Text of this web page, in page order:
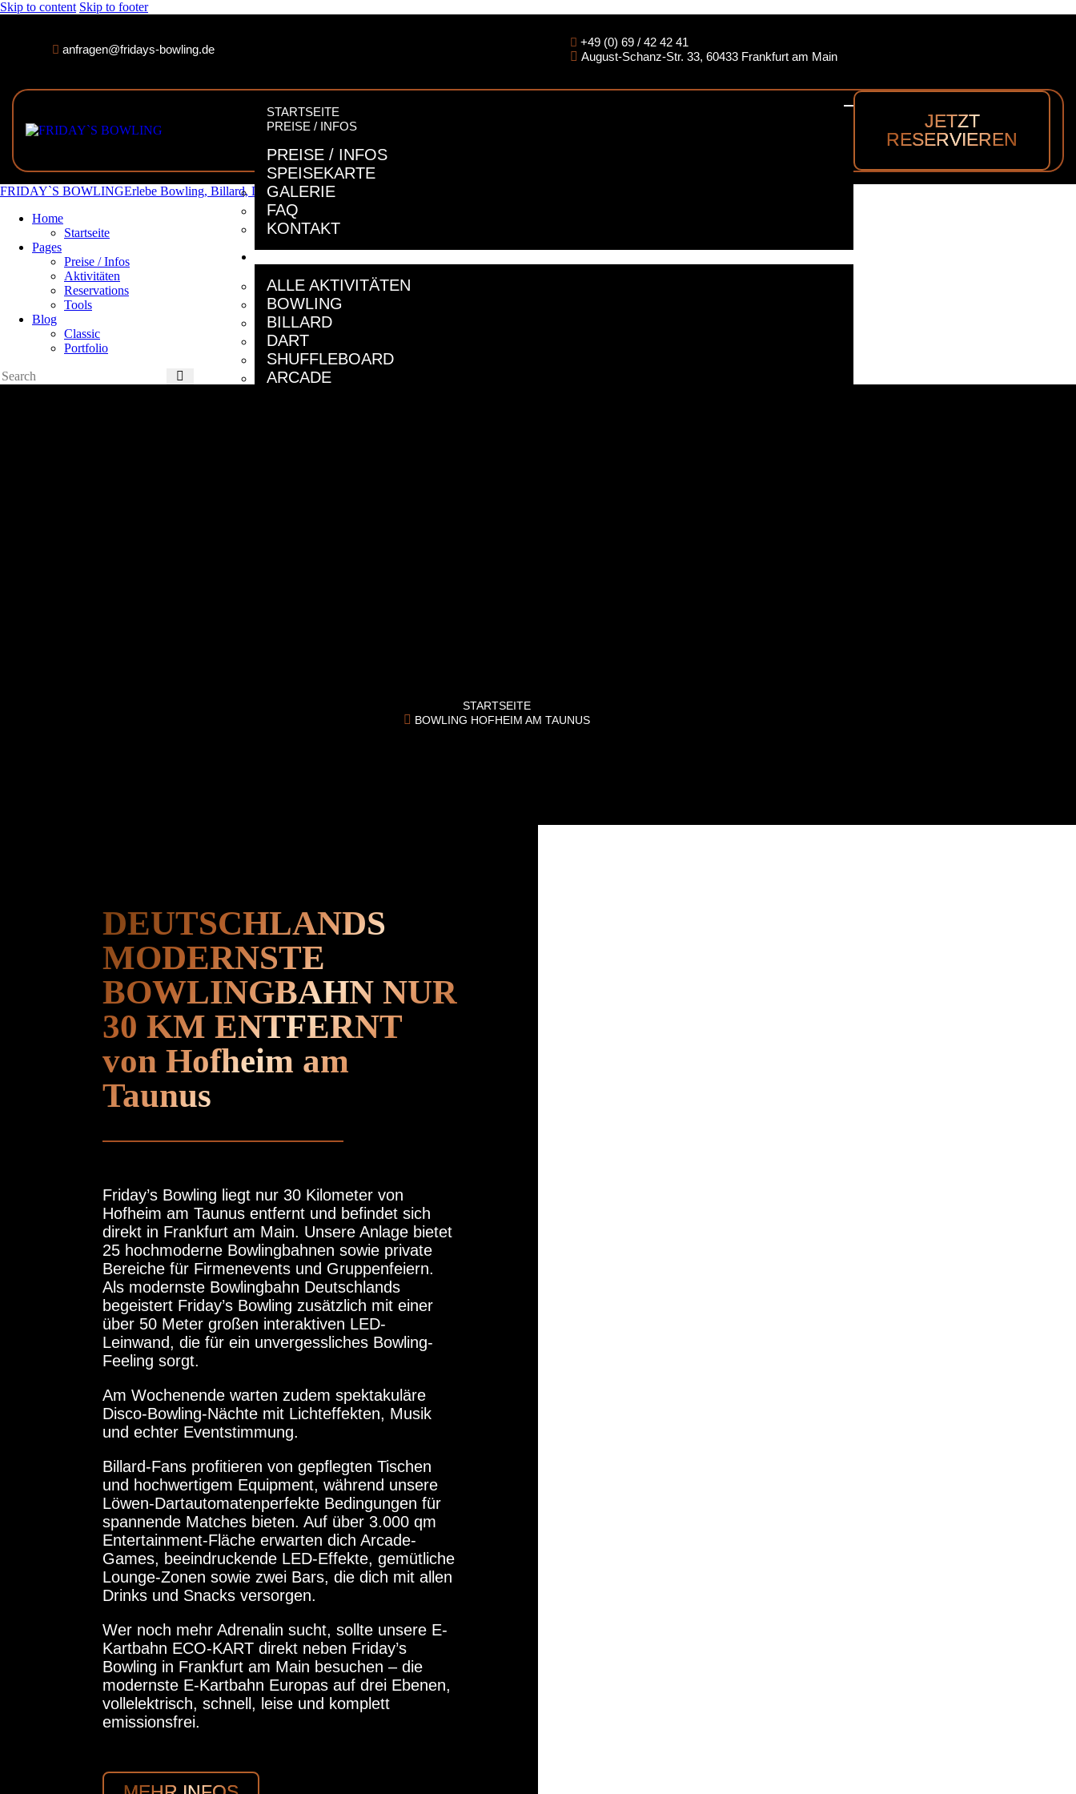
Skip to content Skip to footer
anfragen@fridays-bowling.de
+49 (0) 69 / 42 42 41
August-Schanz-Str. 33, 60433 Frankfurt am Main
STARTSEITE
PREISE / INFOS
PREISE / INFOS
SPEISEKARTE
GALERIE
FAQ
KONTAKT
ALLE AKTIVITÄTEN
BOWLING
BILLARD
DART
SHUFFLEBOARD
ARCADE
JETZT
RESERVIEREN
FRIDAY`S BOWLINGErlebe Bowling, Billard, Dart und E-Kart in Frankfurt am Main
Home
Startseite
Pages
Preise / Infos
Aktivitäten
Reservations
Tools
Blog
Classic
Portfolio
STARTSEITE
BOWLING HOFHEIM AM TAUNUS
DEUTSCHLANDS
MODERNSTE
BOWLINGBAHN NUR
30 KM ENTFERNT
von Hofheim am
Taunus
Friday’s Bowling liegt nur 30 Kilometer von
Hofheim am Taunus entfernt und befindet sich
direkt in Frankfurt am Main. Unsere Anlage bietet
25 hochmoderne Bowlingbahnen sowie private
Bereiche für Firmenevents und Gruppenfeiern.
Als modernste Bowlingbahn Deutschlands
begeistert Friday’s Bowling zusätzlich mit einer
über 50 Meter großen interaktiven LED-
Leinwand, die für ein unvergessliches Bowling-
Feeling sorgt.
Am Wochenende warten zudem spektakuläre
Disco-Bowling-Nächte mit Lichteffekten, Musik
und echter Eventstimmung.
Billard-Fans profitieren von gepflegten Tischen
und hochwertigem Equipment, während unsere
Löwen-Dartautomatenperfekte Bedingungen für
spannende Matches bieten. Auf über 3.000 qm
Entertainment-Fläche erwarten dich Arcade-
Games, beeindruckende LED-Effekte, gemütliche
Lounge-Zonen sowie zwei Bars, die dich mit allen
Drinks und Snacks versorgen.
Wer noch mehr Adrenalin sucht, sollte unsere E-
Kartbahn ECO-KART direkt neben Friday’s
Bowling in Frankfurt am Main besuchen – die
modernste E-Kartbahn Europas auf drei Ebenen,
vollelektrisch, schnell, leise und komplett
emissionsfrei.